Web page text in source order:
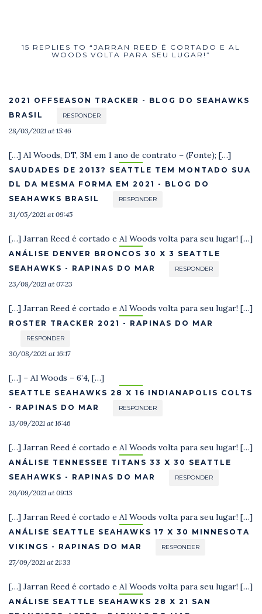
15 REPLIES TO “JARRAN REED É CORTADO E AL
WOODS VOLTA PARA SEU LUGAR!”
2021 OFFSEASON TRACKER - BLOG DO SEAHAWKS
BRASIL
RESPONDER
28/03/2021 at 15:46
[…] Al Woods, DT, 3M em 1 ano de contrato – (Fonte); […]
SAUDADES DE 2013? SEATTLE TEM MONTADO SUA
DL DA MESMA FORMA EM 2021 - BLOG DO
SEAHAWKS BRASIL
RESPONDER
31/05/2021 at 09:45
[…] Jarran Reed é cortado e Al Woods volta para seu lugar! […]
ANÁLISE DENVER BRONCOS 30 X 3 SEATTLE
SEAHAWKS - RAPINAS DO MAR
RESPONDER
23/08/2021 at 07:23
[…] Jarran Reed é cortado e Al Woods volta para seu lugar! […]
ROSTER TRACKER 2021 - RAPINAS DO MAR
RESPONDER
30/08/2021 at 16:17
[…] – Al Woods – 6’4, […]
SEATTLE SEAHAWKS 28 X 16 INDIANAPOLIS COLTS
- RAPINAS DO MAR
RESPONDER
13/09/2021 at 16:46
[…] Jarran Reed é cortado e Al Woods volta para seu lugar! […]
ANÁLISE TENNESSEE TITANS 33 X 30 SEATTLE
SEAHAWKS - RAPINAS DO MAR
RESPONDER
20/09/2021 at 09:13
[…] Jarran Reed é cortado e Al Woods volta para seu lugar! […]
ANÁLISE SEATTLE SEAHAWKS 17 X 30 MINNESOTA
VIKINGS - RAPINAS DO MAR
RESPONDER
27/09/2021 at 21:33
[…] Jarran Reed é cortado e Al Woods volta para seu lugar! […]
ANÁLISE SEATTLE SEAHAWKS 28 X 21 SAN